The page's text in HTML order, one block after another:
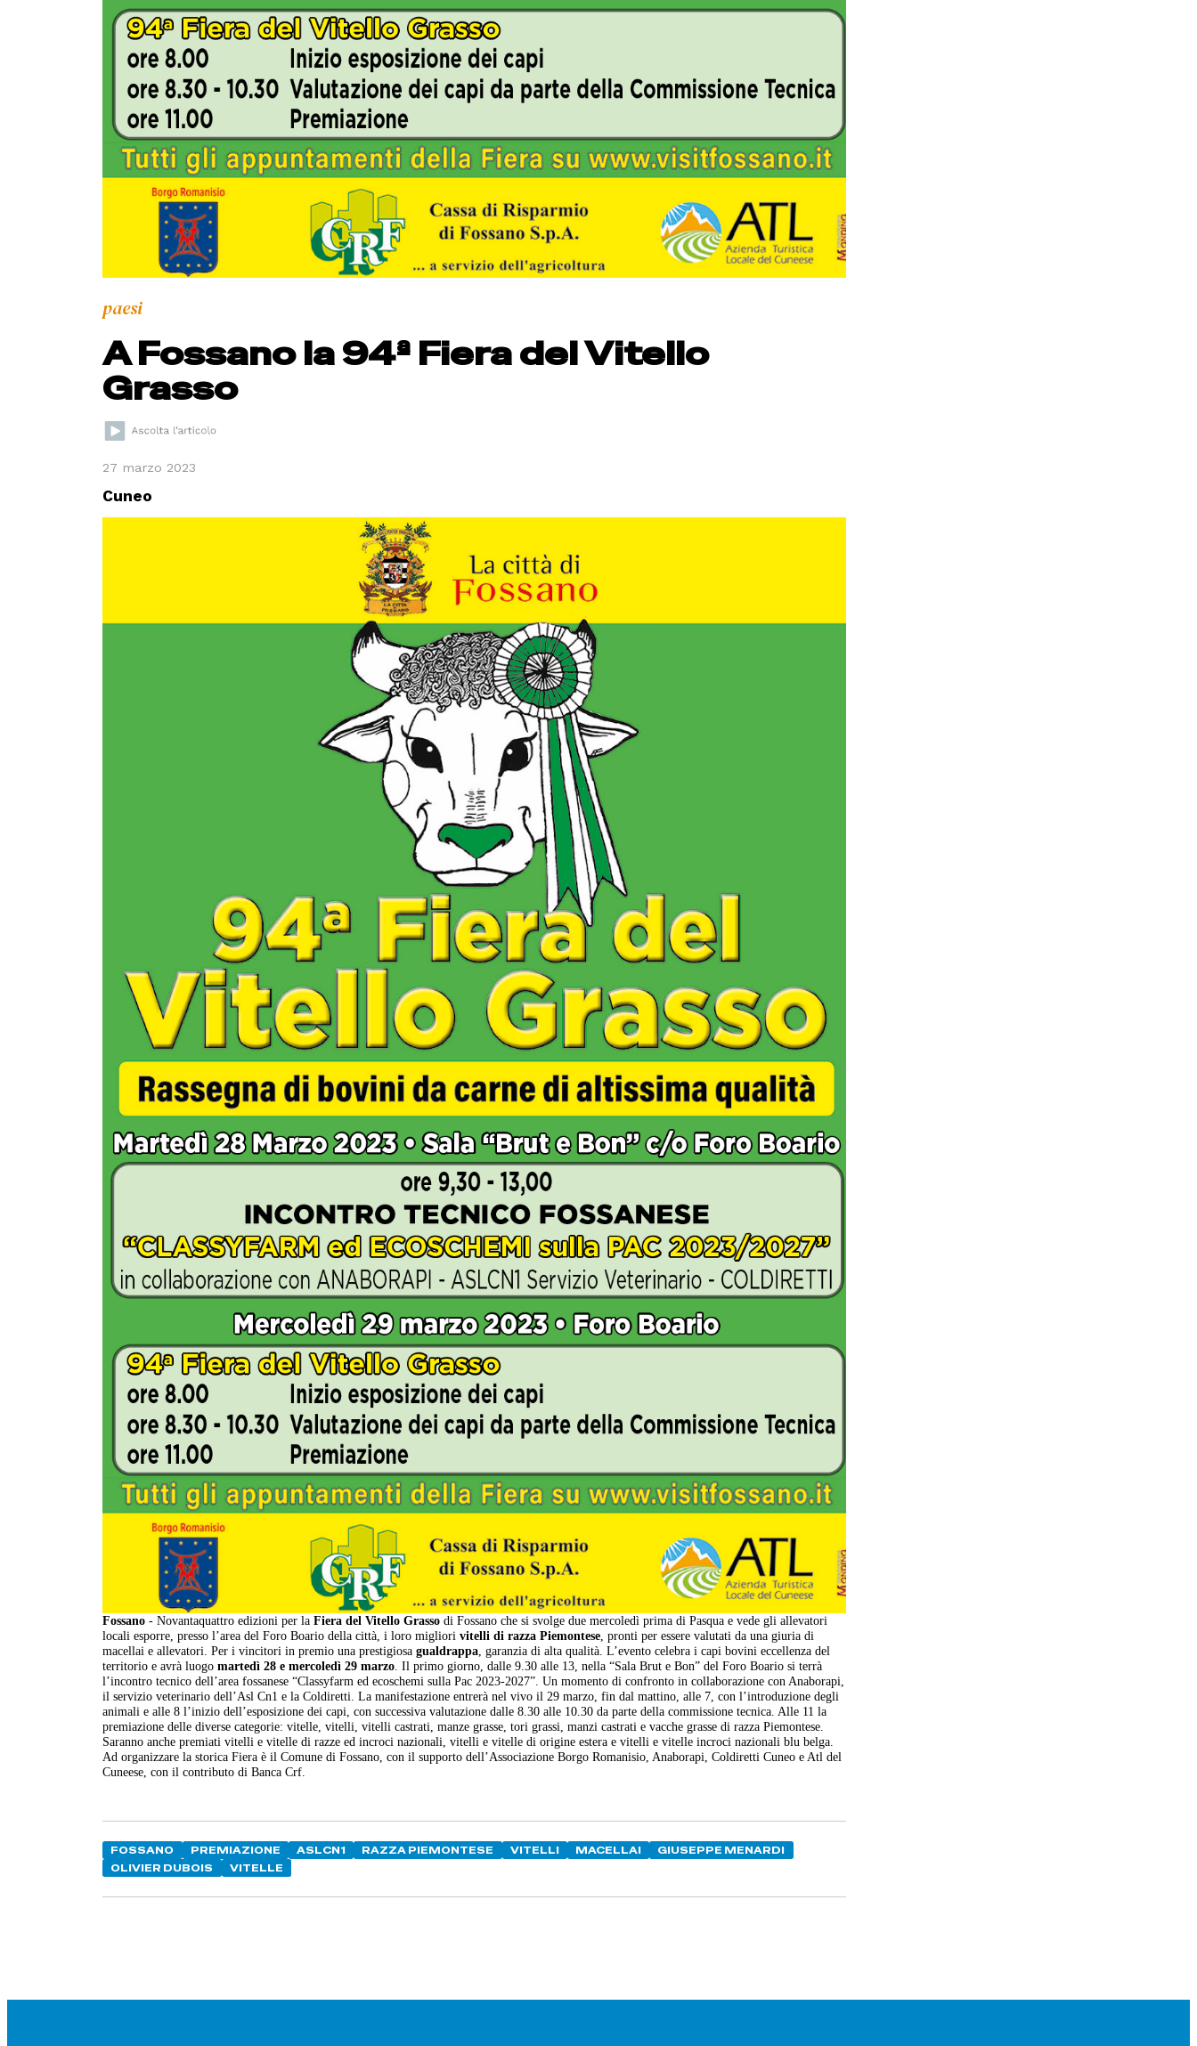
paesi
A Fossano la 94ª Fiera del Vitello
Grasso
27 marzo 2023
Cuneo
Fossano- Novantaquattro edizioni per laFiera del Vitello Grasso di Fossano che si svolge due mercoledì prima di Pasqua e vede gli allevatori
locali esporre, presso l’area del Foro Boario della città, i loro migliorivitelli di razza Piemontese , pronti per essere valutati da una giuria di
macellai e allevatori. Per i vincitori in premio una prestigiosagualdrappa , garanzia di alta qualità. L’evento celebra i capi bovini eccellenza del
territorio e avrà luogomartedì 28 e mercoledì 29 marzo . Il primo giorno, dalle 9.30 alle 13, nella “Sala Brut e Bon” del Foro Boario si terrà
l’incontro tecnico dell’area fossanese “Classyfarm ed ecoschemi sulla Pac 2023-2027”. Un momento di confronto in collaborazione con Anaborapi,
il servizio veterinario dell’Asl Cn1 e la Coldiretti. La manifestazione entrerà nel vivo il 29 marzo, fin dal mattino, alle 7, con l’introduzione degli
animali e alle 8 l’inizio dell’esposizione dei capi, con successiva valutazione dalle 8.30 alle 10.30 da parte della commissione tecnica. Alle 11 la
premiazione delle diverse categorie: vitelle, vitelli, vitelli castrati, manze grasse, tori grassi, manzi castrati e vacche grasse di razza Piemontese.
Saranno anche premiati vitelli e vitelle di razze ed incroci nazionali, vitelli e vitelle di origine estera e vitelli e vitelle incroci nazionali blu belga.
Ad organizzare la storica Fiera è il Comune di Fossano, con il supporto dell’Associazione Borgo Romanisio, Anaborapi, Coldiretti Cuneo e Atl del
Cuneese, con il contributo di Banca Crf.
FOSSANO PREMIAZIONE ASLCN1 RAZZA PIEMONTESE VITELLI MACELLAI
GIUSEPPE MENARDI
OLIVIER DUBOIS
VITELLE